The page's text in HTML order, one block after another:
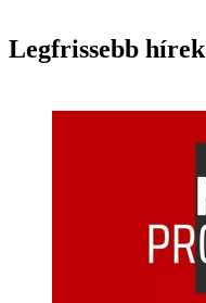
Legfrissebb hírek